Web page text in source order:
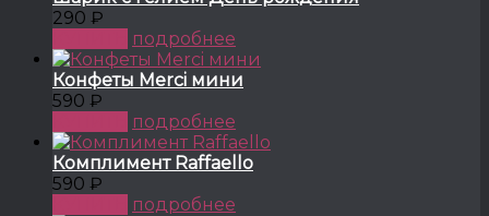
290 ₽
подробнее
Конфеты Merci мини
590 ₽
подробнее
Комплимент Raffaello
590 ₽
подробнее